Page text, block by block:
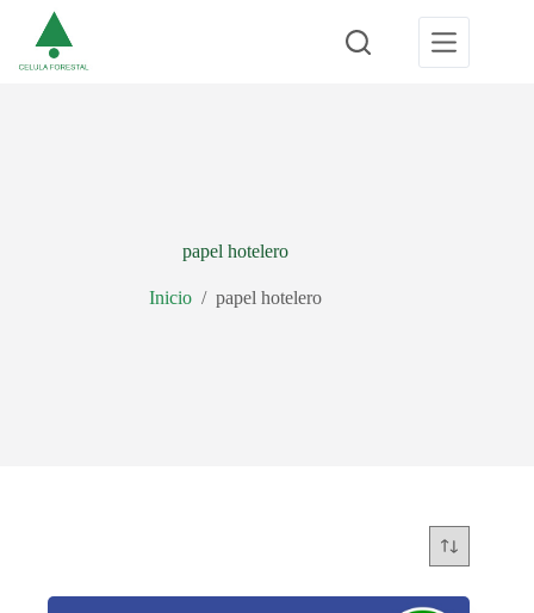
contenido
papel hotelero
Inicio / papel hotelero